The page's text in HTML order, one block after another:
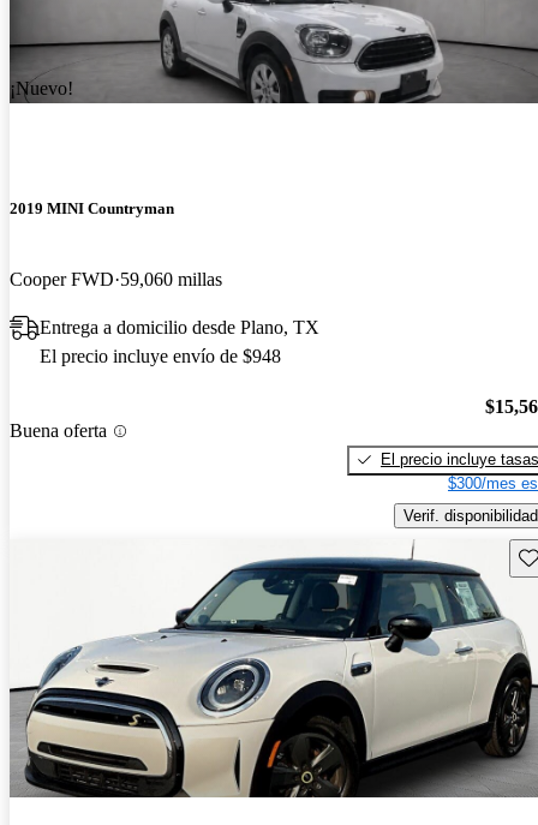
¡Nuevo!
2019 MINI Countryman
Cooper FWD 59,060 millas
Entrega a domicilio desde Plano, TX
El precio incluye envío de $948
Buena oferta
El precio incluye tasas
$300/mes
Verif. disponibilidad